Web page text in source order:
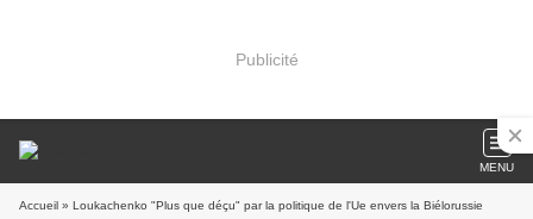
Publicité
MENU
Accueil » Loukachenko "Plus que déçu" par la politique de l'Ue envers la Biélorussie